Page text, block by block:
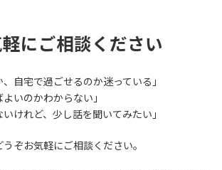
にご相談ください
、自宅で過ごせるのか迷っている」
よいのかわからない」
いけれど、少し話を聞いてみたい」
ぞお気軽にご相談ください。